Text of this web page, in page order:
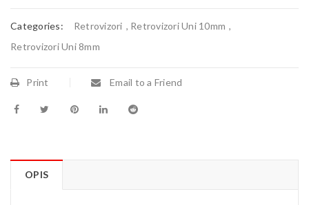
Categories: Retrovizori , Retrovizori Uni 10mm ,
Retrovizori Uni 8mm
Print Email to a Friend
OPIS